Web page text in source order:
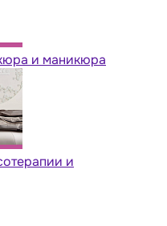
и маникюра
и